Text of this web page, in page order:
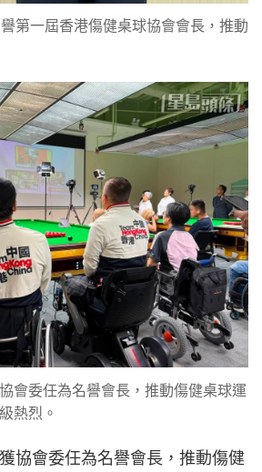
第一屆香港傷健桌球協會會長，推動
會委任為名譽會長，推動傷健桌球運
熱烈。
協會委任為名譽會長，推動傷健